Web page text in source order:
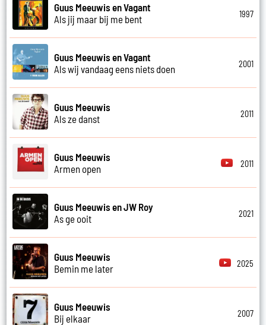
Guus Meeuwis en Vagant
Als jij maar bij me bent
1997
Guus Meeuwis en Vagant
Als wij vandaag eens niets doen
2001
Guus Meeuwis
Als ze danst
2011
Guus Meeuwis
Armen open
2011
Guus Meeuwis en JW Roy
As ge ooit
2021
Guus Meeuwis
Bemin me later
2025
Guus Meeuwis
Bij elkaar
2007